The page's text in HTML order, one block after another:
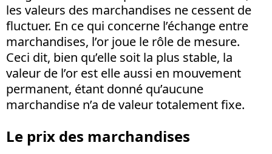
les valeurs des marchandises ne cessent de
fluctuer. En ce qui concerne l’échange entre
marchandises, l’or joue le rôle de mesure.
Ceci dit, bien qu’elle soit la plus stable, la
valeur de l’or est elle aussi en mouvement
permanent, étant donné qu’aucune
marchandise n’a de valeur totalement fixe.
Le prix des marchandises